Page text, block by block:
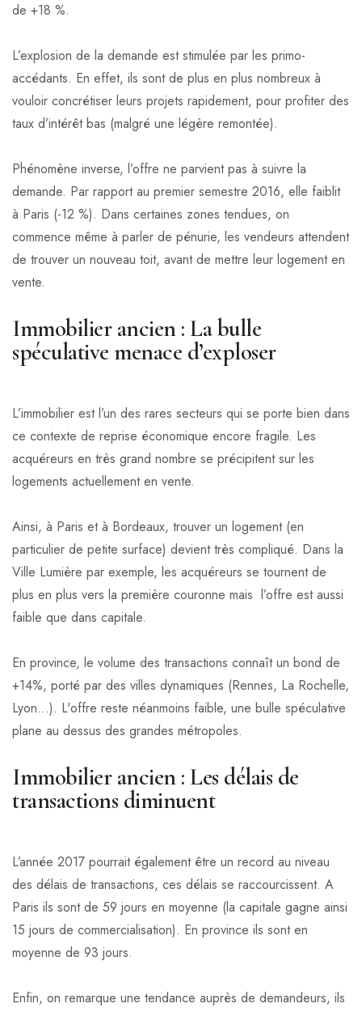
de +18 %.
L’explosion de la demande est stimulée par les primo-
accédants. En effet, ils sont de plus en plus nombreux à
vouloir concrétiser leurs projets rapidement, pour profiter des
taux d’intérêt bas (malgré une légère remontée).
Phénomène inverse, l’offre ne parvient pas à suivre la
demande. Par rapport au premier semestre 2016, elle faiblit
à Paris (-12 %). Dans certaines zones tendues, on
commence même à parler de pénurie, les vendeurs attendent
de trouver un nouveau toit, avant de mettre leur logement en
vente.
Immobilier ancien : La bulle
spéculative menace d’exploser
L’immobilier est l’un des rares secteurs qui se porte bien dans
ce contexte de reprise économique encore fragile. Les
acquéreurs en très grand nombre se précipitent sur les
logements actuellement en vente.
Ainsi, à Paris et à Bordeaux, trouver un logement (en
particulier de petite surface) devient très compliqué. Dans la
Ville Lumière par exemple, les acquéreurs se tournent de
plus en plus vers la première couronne mais l’offre est aussi
faible que dans capitale.
En province, le volume des transactions connaît un bond de
+14%, porté par des villes dynamiques (Rennes, La Rochelle,
Lyon…). L'offre reste néanmoins faible, une bulle spéculative
plane au dessus des grandes métropoles.
Immobilier ancien : Les délais de
transactions diminuent
L’année 2017 pourrait également être un record au niveau
des délais de transactions, ces délais se raccourcissent. A
Paris ils sont de 59 jours en moyenne (la capitale gagne ainsi
15 jours de commercialisation). En province ils sont en
moyenne de 93 jours.
Enfin, on remarque une tendance auprès de demandeurs, ils